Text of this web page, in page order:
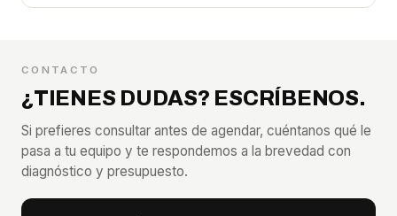
CONTACTO
¿TIENES DUDAS? ESCRÍBENOS.
Si prefieres consultar antes de agendar, cuéntanos qué le
pasa a tu equipo y te respondemos a la brevedad con
diagnóstico y presupuesto.